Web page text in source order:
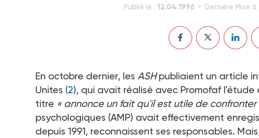
Publié le : 12.04.1996 Dernière Mise à
En octobre dernier, les ASHpubliaient un article
Unites (2), qui avait réalisé avec Promofaf
titre « annonce un fait qu'il est utile de
psychologiques (AMP) avait effectivement
depuis 1991, reconnaissent ses responsables.